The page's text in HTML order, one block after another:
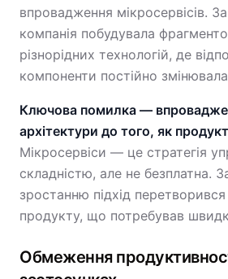
впровадження мікросервісів. За
компанія побудувала
різнорідних технологій, де
компоненти постійно
Ключова помилка —
архітектури до того, як
Мікросервіси — це стратегія
складністю, але не безплатна.
зростанню підхід
продукту, що потребував
Обмеження